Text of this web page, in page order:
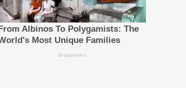
Taipei 2026, demonstrating how
contexts, domain-specific